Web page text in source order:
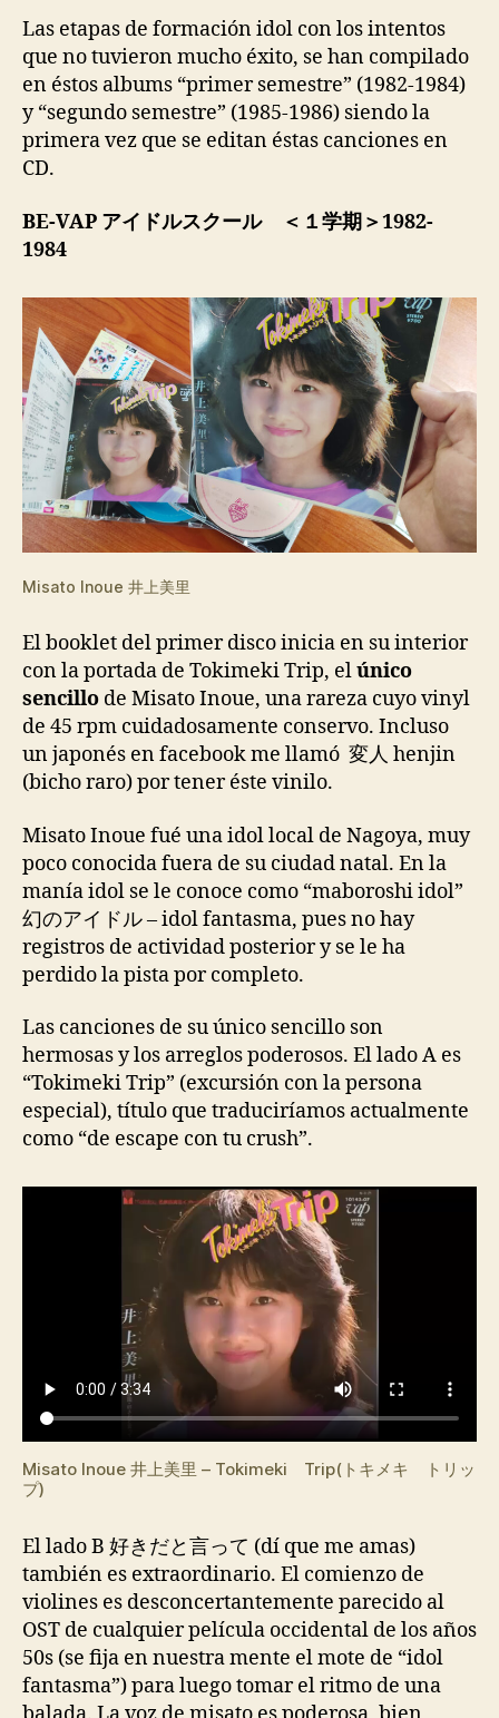
Las etapas de formación idol con los intentos
que no tuvieron mucho éxito, se han compilado
en éstos albums “primer semestre” (1982-1984)
y “segundo semestre” (1985-1986) siendo la
primera vez que se editan éstas canciones en
CD.
BE-VAP アイドルスクール ＜１学期＞1982-
1984
Misato Inoue 井上美里
El booklet del primer disco inicia en su interior
con la portada de Tokimeki Trip, elúnico
sencillo de Misato Inoue, una rareza cuyo vinyl
de 45 rpm cuidadosamente conservo. Incluso
un japonés en facebook me llamó 変人 henjin
(bicho raro) por tener éste vinilo.
Misato Inoue fué una idol local de Nagoya, muy
poco conocida fuera de su ciudad natal. En la
manía idol se le conoce como “maboroshi idol”
幻のアイドル – idol fantasma, pues no hay
registros de actividad posterior y se le ha
perdido la pista por completo.
Las canciones de su único sencillo son
hermosas y los arreglos poderosos. El lado A es
“Tokimeki Trip” (excursión con la persona
especial), título que traduciríamos actualmente
como “de escape con tu crush”.
Misato Inoue 井上美里 – Tokimeki Trip(トキメキ トリッ
プ)
El lado B 好きだと言って (dí que me amas)
también es extraordinario. El comienzo de
violines es desconcertantemente parecido al
OST de cualquier película occidental de los años
50s (se fija en nuestra mente el mote de “idol
fantasma”) para luego tomar el ritmo de una